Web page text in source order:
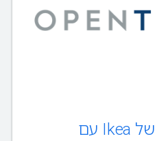
ציוד חדש לבית חכם של Ikea עם